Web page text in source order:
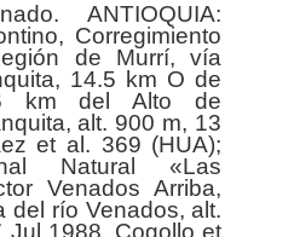
ANTIOQUIA:
Corregimiento
de Murrí, vía
14.5 km O de
km del Alto de
alt. 900 m, 13
et al. 369 (HUA);
Natural «Las
Venados Arriba,
del río Venados, alt.
Jul 1988, Cogollo et